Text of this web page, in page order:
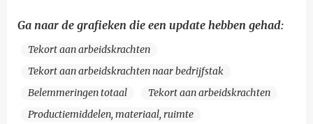
Ga naar de grafieken die een update hebben gehad:
Tekort aan arbeidskrachten
Tekort aan arbeidskrachten naar bedrijfstak
Belemmeringen totaal
Tekort aan arbeidskrachten
Productiemiddelen, materiaal, ruimte